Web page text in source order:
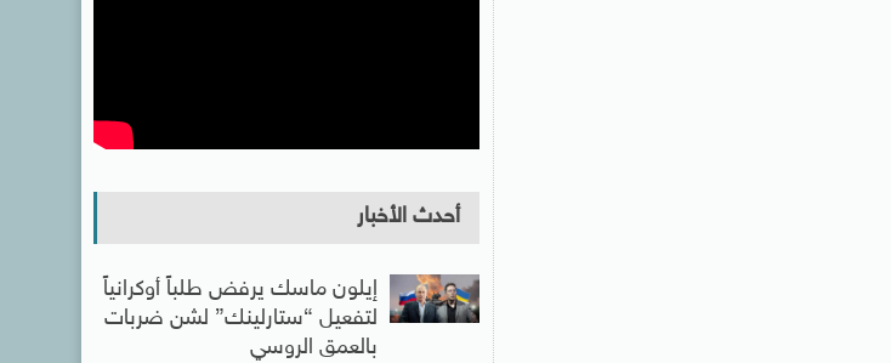
أحدث الأخبار
إيلون ماسك يرفض طلباً أوكرانياً
لتفعيل “ستارلينك” لشن ضربات
بالعمق الروسي